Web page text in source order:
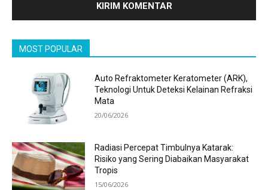
MOST POPULAR
Auto Refraktometer Keratometer (ARK),
Teknologi Untuk Deteksi Kelainan Refraksi
Mata
20/06/2026
Radiasi Percepat Timbulnya Katarak:
Risiko yang Sering Diabaikan Masyarakat
Tropis
15/06/2026